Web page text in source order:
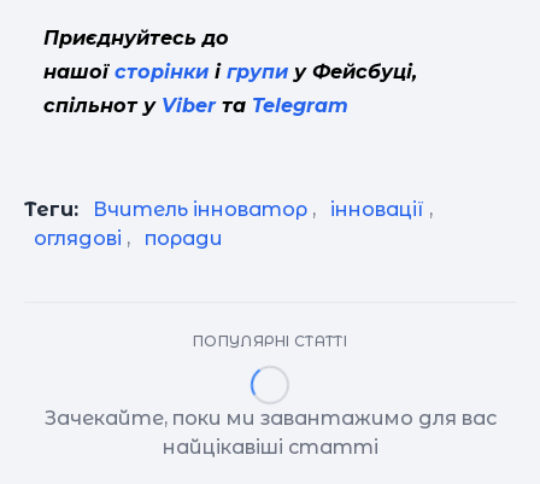
Приєднуйтесь до
нашої сторінки і групи у Фейсбуці,
спільнот у Viberта Telegram
Теги: Вчитель інноватор , інновації ,
оглядові , поради
ПОПУЛЯРНІ СТАТТІ
Зачекайте, поки ми завантажимо для вас
найцікавіші статті